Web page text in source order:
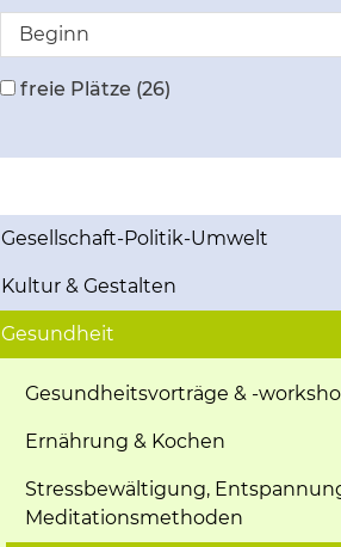
Beginn
freie Plätze (26)
Gesellschaft-Politik-Umwelt
Kultur & Gestalten
Gesundheit
Gesundheitsvorträge & -
Ernährung & Kochen
Stressbewältigung,
Meditationsmethoden